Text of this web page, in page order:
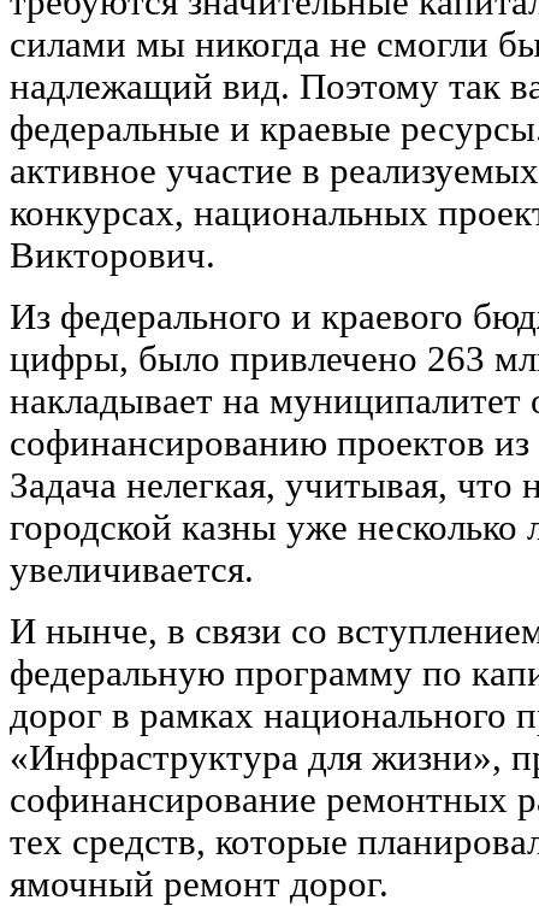
силами мы никогда не смогли
надлежащий вид. Поэтому так
федеральные и краевые
активное участие в
конкурсах, национальных
Викторович.
Из федерального и краевого
цифры, было привлечено 263
накладывает на муниципалитет
софинансированию проектов
Задача нелегкая, учитывая, что
городской казны уже несколько
увеличивается.
И нынче, в связи со
федеральную программу по
дорог в рамках национального
«Инфраструктура для жизни»,
софинансирование ремонтных
тех средств, которые
ямочный ремонт дорог.